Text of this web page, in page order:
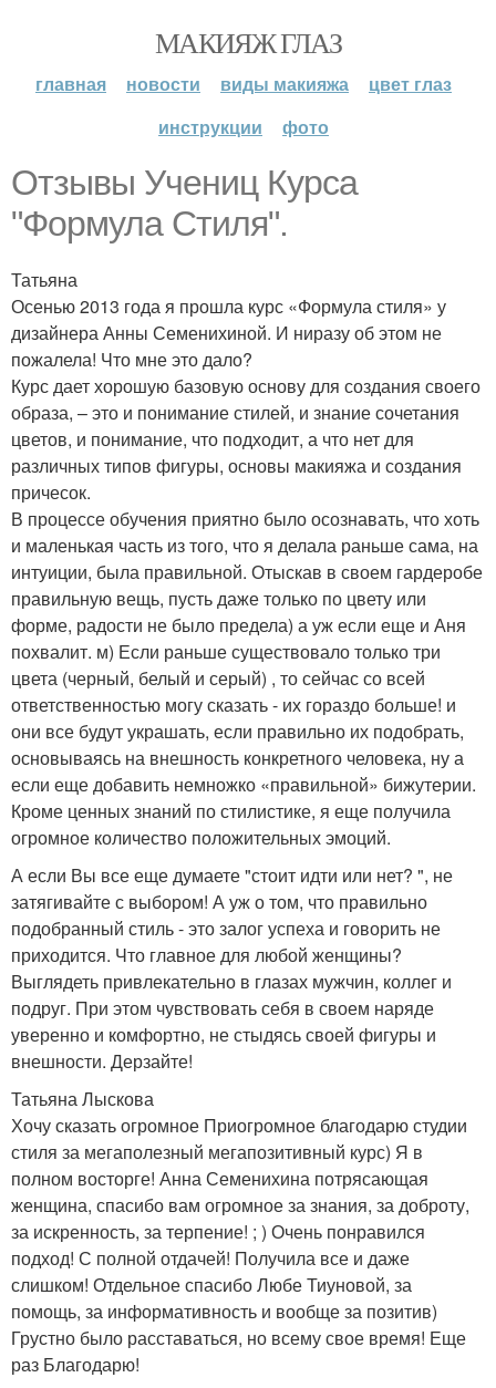
МАКИЯЖ ГЛАЗ
главная новости виды макияжа
цвет глаз
инструкции
фото
Отзывы Учениц Курса
"Формула Стиля".
Татьяна
Осенью 2013 года я прошла курс «Формула стиля» у
дизайнера Анны Семенихиной. И ниразу об этом не
пожалела! Что мне это дало?
Курс дает хорошую базовую основу для создания своего
образа, – это и понимание стилей, и знание сочетания
цветов, и понимание, что подходит, а что нет для
различных типов фигуры, основы макияжа и создания
причесок.
В процессе обучения приятно было осознавать, что хоть
и маленькая часть из того, что я делала раньше сама, на
интуиции, была правильной. Отыскав в своем гардеробе
правильную вещь, пусть даже только по цвету или
форме, радости не было предела) а уж если еще и Аня
похвалит. м) Если раньше существовало только три
цвета (черный, белый и серый) , то сейчас со всей
ответственностью могу сказать - их гораздо больше! и
они все будут украшать, если правильно их подобрать,
основываясь на внешность конкретного человека, ну а
если еще добавить немножко «правильной» бижутерии.
Кроме ценных знаний по стилистике, я еще получила
огромное количество положительных эмоций.
А если Вы все еще думаете "стоит идти или нет? ", не
затягивайте с выбором! А уж о том, что правильно
подобранный стиль - это залог успеха и говорить не
приходится. Что главное для любой женщины?
Выглядеть привлекательно в глазах мужчин, коллег и
подруг. При этом чувствовать себя в своем наряде
уверенно и комфортно, не стыдясь своей фигуры и
внешности. Дерзайте!
Татьяна Лыскова
Хочу сказать огромное Приогромное благодарю студии
стиля за мегаполезный мегапозитивный курс) Я в
полном восторге! Анна Семенихина потрясающая
женщина, спасибо вам огромное за знания, за доброту,
за искренность, за терпение! ; ) Очень понравился
подход! С полной отдачей! Получила все и даже
слишком! Отдельное спасибо Любе Тиуновой, за
помощь, за информативность и вообще за позитив)
Грустно было расставаться, но всему свое время! Еще
раз Благодарю!